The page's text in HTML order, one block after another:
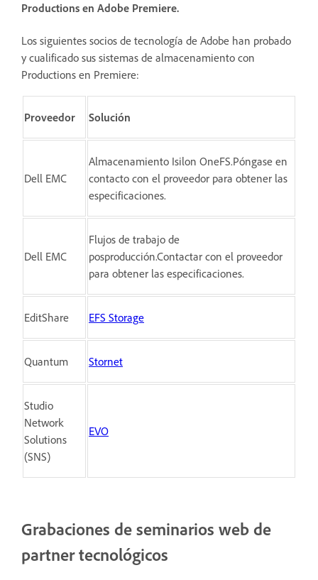
Productions en Adobe Premiere.
Los siguientes socios de tecnología de Adobe han probado
y cualificado sus sistemas de almacenamiento con
Productions en Premiere:
Proveedor Solución
Dell EMC
Almacenamiento Isilon OneFS.Póngase en
contacto con el proveedor para obtener las
especificaciones.
Dell EMC
Flujos de trabajo de
posproducción.Contactar con el proveedor
para obtener las especificaciones.
EditShare EFS Storage
Quantum Stornet
Studio
Network
Solutions
(SNS)
EVO
Grabaciones de seminarios web de
partner tecnológicos